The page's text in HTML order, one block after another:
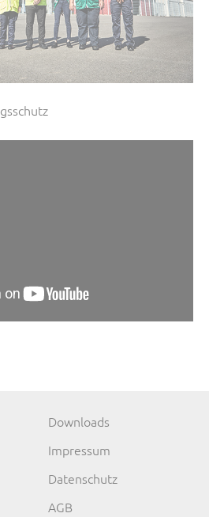
Navigation
überspringen
Downloads
Impressum
Datenschutz
AGB